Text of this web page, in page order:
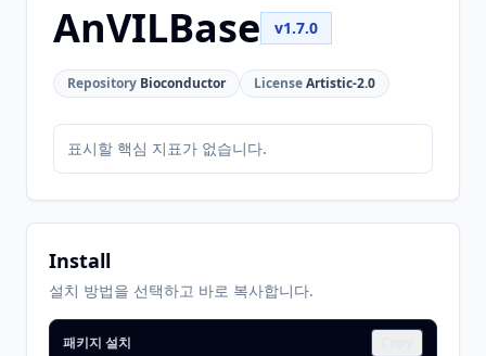
AnVILBase v1.7.0
Repository Bioconductor LicenseArtistic-2.0
표시할 핵심 지표가 없습니다.
Install
설치 방법을 선택하고 바로 복사합니다.
패키지 설치